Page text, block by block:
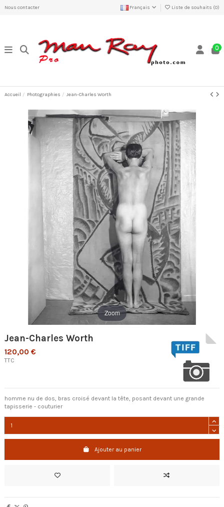
Nous contacter Français Liste de souhaits (0)
0
Accueil Photographies Jean-Charles Worth
Zoom
Jean-Charles Worth
120,00 €
TTC
homme nu de dos, bras croisé devant la tête, posant devant une grande
tapisserie - couturier
Ajouter au panier